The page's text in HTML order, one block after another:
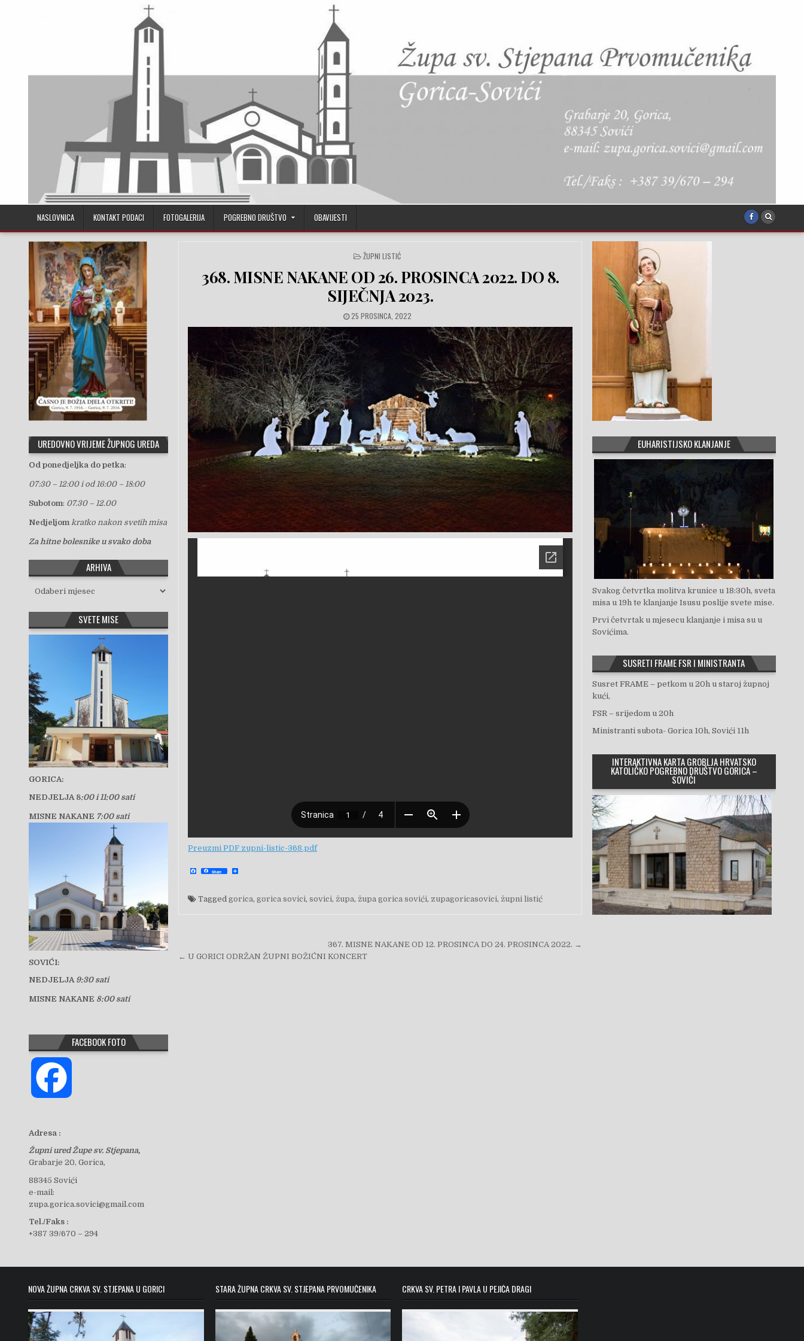
NASLOVNICA KONTAKT PODACI FOTOGALERIJA POGREBNO DRUŠTVO OBAVIJESTI
POSTED IN
ŽUPNI LISTIĆ
368. MISNE NAKANE OD 26. PROSINCA 2022. DO 8.
SIJEČNJA 2023.
PUBLISHED DATE:
25 PROSINCA, 2022
Preuzmi PDF zupni-listic-368.pdf
F
a
b
o
Share
e
Tagged gorica, gorica sovici,sovici, župa, župa gorica sovići, zupagoricasovici, župni listić
Navigacija objava
367. MISNE NAKANE OD 12. PROSINCA DO 24. PROSINCA 2022. →
← U GORICI ODRŽAN ŽUPNI BOŽIĆNI KONCERT
UREDOVNO VRIJEME ŽUPNOG UREDA
Od ponedjeljka do petka:
07:30 – 12:00 i od 16:00 – 18:00
Subotom: 07.30 – 12.00
Nedjeljom kratko nakon svetih misa
Za hitne bolesnike u svako doba
ARHIVA
Arhiva
SVETE MISE
GORICA:
NEDJELJA 8:00 i 11:00 sati
MISNE NAKANE 7:00 sati
SOVIĆI:
NEDJELJA 9:30 sati
MISNE NAKANE 8:00 sati
FACEBOOK FOTO
c
o
Adresa :
Župni ured Župe sv. Stjepana,
Grabarje 20, Gorica,
88345 Sovići
e-mail:
zupa.gorica.sovici@gmail.com
Tel./Faks :
+387 39/670 – 294
EUHARISTIJSKO KLANJANJE
Svakog četvrtka molitva krunice u 18:30h, sveta
misa u 19h te klanjanje Isusu poslije svete mise.
Prvi četvrtak u mjesecu klanjanje i misa su u
Sovićima.
SUSRETI FRAME FSR I MINISTRANTA
Susret FRAME – petkom u 20h u staroj župnoj
kući,
FSR – srijedom u 20h
Ministranti subota- Gorica 10h, Sovići 11h
INTERAKTIVNA KARTA GROBLJA HRVATSKO
KATOLIČKO POGREBNO DRUŠTVO GORICA –
SOVIĆI
NOVA ŽUPNA CRKVA SV. STJEPANA U GORICI STARA ŽUPNA CRKVA SV. STJEPANA PRVOMUČENIKA CRKVA SV. PETRA I PAVLA U PEJIĆA DRAGI